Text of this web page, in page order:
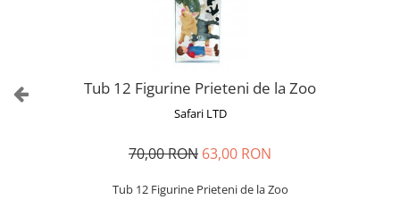
Tub 12 Figurine Prieteni de la Zoo
Safari LTD
70,00 RON 63,00 RON
Tub 12 Figurine Prieteni de la Zoo